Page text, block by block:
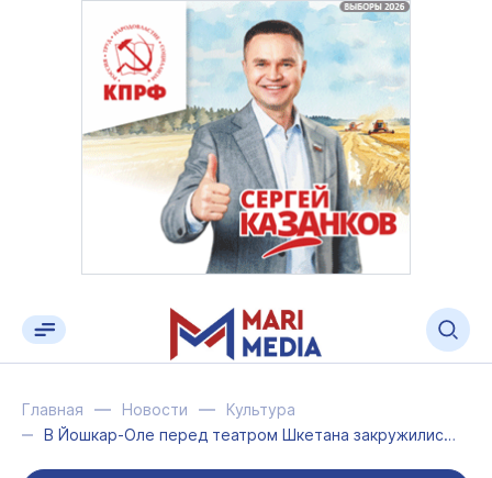
Главная Новости
Культура
В Йошкар-Оле перед театром Шкетана закружились в вальсе 66 кадетских пар